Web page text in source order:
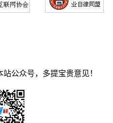
公众号，多提宝贵意见！